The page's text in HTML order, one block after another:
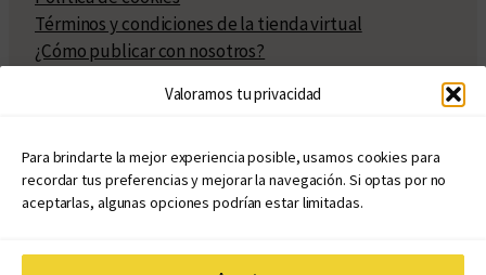
Valoramos tu privacidad
Para brindarte la mejor experiencia posible, usamos cookies para
recordar tus preferencias y mejorar la navegación. Si optas por no
aceptarlas, algunas opciones podrían estar limitadas.
Términos y condiciones de la tienda virtual
¿Cómo publicar con nosotros?
Políticas de publicación
Políticas de coedición
Atribuciones